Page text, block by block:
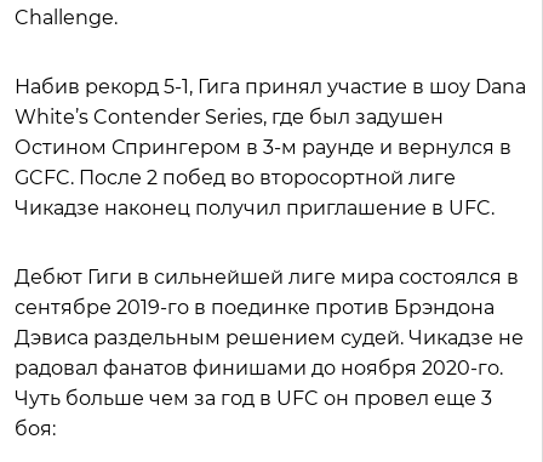
Challenge.
Набив рекорд 5-1, Гига принял участие в шоу Dana
White’s Contender Series, где был задушен
Остином Спрингером в 3-м раунде и вернулся в
GCFC. После 2 побед во второсортной лиге
Чикадзе наконец получил приглашение в UFC.
Дебют Гиги в сильнейшей лиге мира состоялся в
сентябре 2019-го в поединке против Брэндона
Дэвиса раздельным решением судей. Чикадзе не
радовал фанатов финишами до ноября 2020-го.
Чуть больше чем за год в UFC он провел еще 3
боя: